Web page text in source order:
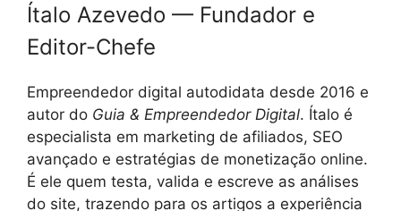
Ítalo Azevedo — Fundador e
Editor-Chefe
Empreendedor digital autodidata desde 2016 e
autor do Guia & Empreendedor Digital. Ítalo é
especialista em marketing de afiliados, SEO
avançado e estratégias de monetização online.
É ele quem testa, valida e escreve as análises
do site, trazendo para os artigos a experiência